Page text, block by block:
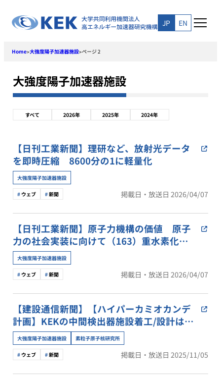
content
JP EN
Home>大強度陽子加速器施設>ページ 2
大強度陽子加速器施設
すべて 2026年 2025年 2024年
【日刊工業新聞】理研など、放射光データ
を即時圧縮 8600分の1に軽量化
大強度陽子加速器施設
ウェブ 新聞 掲載日・放送日 2026/04/07
【日刊工業新聞】原子力機構の価値 原子
力の社会実装に向けて（163）重水素化ア
ミノ酸の作成法開発
大強度陽子加速器施設
ウェブ 新聞 掲載日・放送日 2026/04/07
【建設通信新聞】【ハイパーカミオカンデ
計画】KEKの中間検出器施設着工/設計は日
本工営、施工を森組
大強度陽子加速器施設 素粒子原子核研究所
ウェブ 新聞 掲載日・放送日 2025/11/05